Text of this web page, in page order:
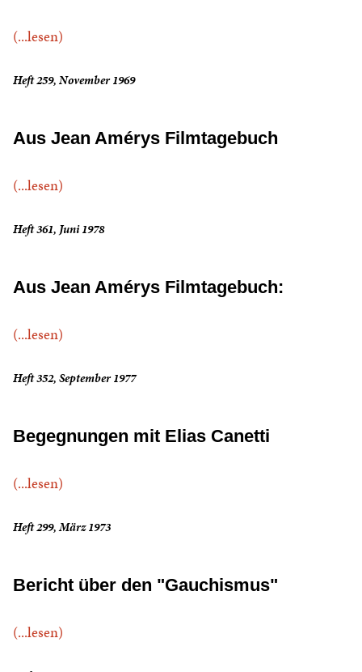
(...lesen)
Heft 259, November 1969
Aus Jean Amérys Filmtagebuch
(...lesen)
Heft 361, Juni 1978
Aus Jean Amérys Filmtagebuch:
(...lesen)
Heft 352, September 1977
Begegnungen mit Elias Canetti
(...lesen)
Heft 299, März 1973
Bericht über den "Gauchismus"
(...lesen)